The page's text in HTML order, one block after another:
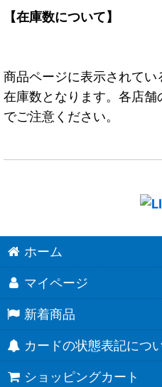
【在庫数について】
商品ページに表示されて
在庫数となります。各店
でご注意ください。
ホーム
マイページ
新着商品
カードの状態表記につ
ショッピングカート